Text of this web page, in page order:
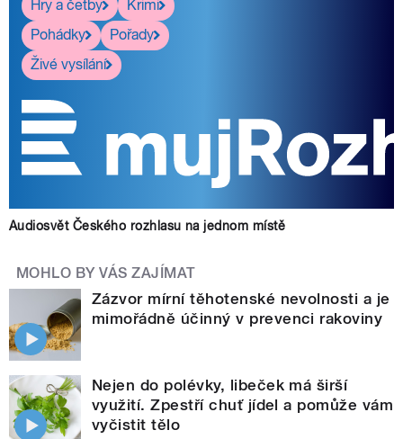
Hry a četby
Krimi
Pohádky
Pořady
Živé vysílání
Audiosvět Českého rozhlasu na jednom místě
MOHLO BY VÁS ZAJÍMAT
Zázvor mírní těhotenské nevolnosti a je
mimořádně účinný v prevenci rakoviny
Nejen do polévky, libeček má širší
využití. Zpestří chuť jídel a pomůže vám
vyčistit tělo